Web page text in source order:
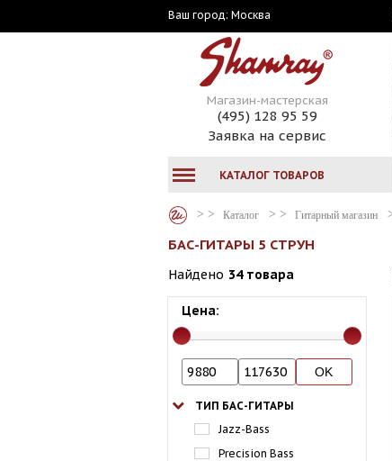
Ваш город: Москва
Магазин-мастерская
(495) 128 95 59
Заявка на сервис
КАТАЛОГ ТОВАРОВ
Каталог Гитарный магазин
БАС-ГИТАРЫ 5 СТРУН
Найдено 34 товара
Цена:
ТИП БАС-ГИТАРЫ
Jazz-Bass
Precision Bass